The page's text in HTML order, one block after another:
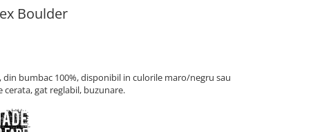
Boulder
bumbac 100%, disponibil in culorile maro/negru sau
gat reglabil, buzunare.